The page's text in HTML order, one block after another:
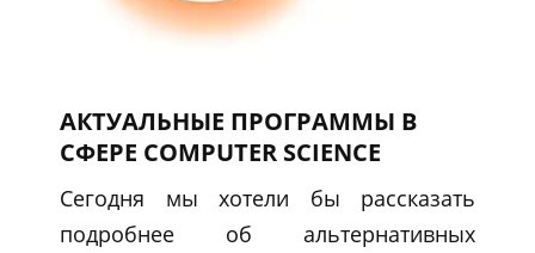
АКТУАЛЬНЫЕ ПРОГРАММЫ В
СФЕРЕ COMPUTER SCIENCE
Сегодня мы хотели бы рассказать
подробнее об альтернативных